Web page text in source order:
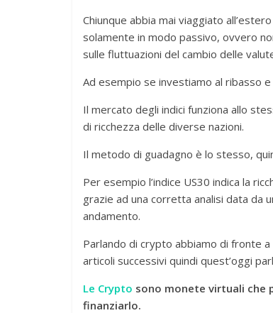
Chiunque abbia mai viaggiato
solamente in modo passivo, ovvero
sulle fluttuazioni del cambio delle
Ad esempio se investiamo al ribasso
Il mercato degli indici funziona allo
di ricchezza delle diverse nazioni.
Il metodo di guadagno è lo stesso,
Per esempio l’indice US30 indica la
grazie ad una corretta analisi data da
andamento.
Parlando di crypto abbiamo di fronte
articoli successivi quindi quest’oggi
Le Crypto sono monete virtuali che
finanziarlo.